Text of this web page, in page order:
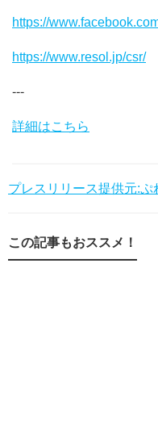
https://
https://www.resol.jp/csr/
---
詳細はこちら
プレスリリース提供元:ぷ
この記事もおススメ！